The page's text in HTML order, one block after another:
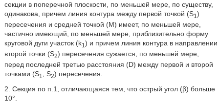
секции в поперечной плоскости, по меньшей мере, по существу,
одинакова, причем линия контура между первой точкой (S1 )
пересечения и средней точкой (M) имеет, по меньшей мере,
частично имеющий, по меньшей мере, приблизительно форму
круговой дуги участок (k1 ) и причем линия контура в направлении
второй точки (S2) пересечения сужается, по меньшей мере,
перед последней третью расстояния (D) между первой и второй
точками (S1 , S2) пересечения.
2. Секция по п.1, отличающаяся тем, что острый угол (β) больше
10°.